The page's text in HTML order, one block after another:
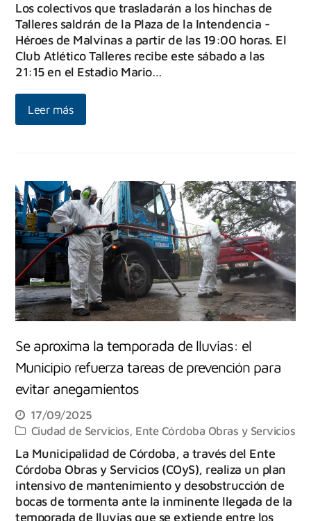
Los colectivos que trasladarán a los hinchas de
Talleres saldrán de la Plaza de la Intendencia -
Héroes de Malvinas a partir de las 19:00 horas. El
Club Atlético Talleres recibe este sábado a las
21:15 en el Estadio Mario…
Leer más
Se aproxima la temporada de lluvias: el
Municipio refuerza tareas de prevención para
evitar anegamientos
17/09/2025
Ciudad de Servicios Ente Córdoba Obras y Servicios
La Municipalidad de Córdoba, a través del Ente
Córdoba Obras y Servicios (COyS), realiza un plan
intensivo de mantenimiento y desobstrucción de
bocas de tormenta ante la inminente llegada de la
temporada de lluvias que se extiende entre los